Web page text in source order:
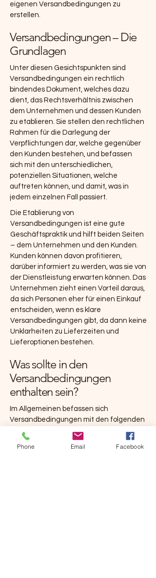
eigenen Versandbedingungen zu
erstellen.
Versandbedingungen – Die
Grundlagen
Unter diesen Gesichtspunkten sind
Versandbedingungen ein rechtlich
bindendes Dokument, welches dazu
dient, das Rechtsverhältnis zwischen
dem Unternehmen und dessen Kunden
zu etablieren. Sie stellen den rechtlichen
Rahmen für die Darlegung der
Verpflichtungen dar, welche gegenüber
den Kunden bestehen, und befassen
sich mit den unterschiedlichen,
potenziellen Situationen, welche
auftreten können, und damit, was in
jedem einzelnen Fall passiert.
Die Etablierung von
Versandbedingungen ist eine gute
Geschäftspraktik und hilft beiden Seiten
– dem Unternehmen und den Kunden.
Kunden können davon profitieren,
darüber informiert zu werden, was sie von
der Dienstleistung erwarten können. Das
Unternehmen zieht einen Vorteil daraus,
da sich Personen eher für einen Einkauf
entscheiden, wenn es klare
Versandbedingungen gibt, da dann keine
Unklarheiten zu Lieferzeiten und
Lieferoptionen bestehen.
Was sollte in den
Versandbedingungen
enthalten sein?
Im Allgemeinen befassen sich
Versandbedingungen mit den folgenden
Problemfällen: der Zeitaufwand für die
Auftragsbearbeitung; die Versandkosten;
Phone Email Facebook